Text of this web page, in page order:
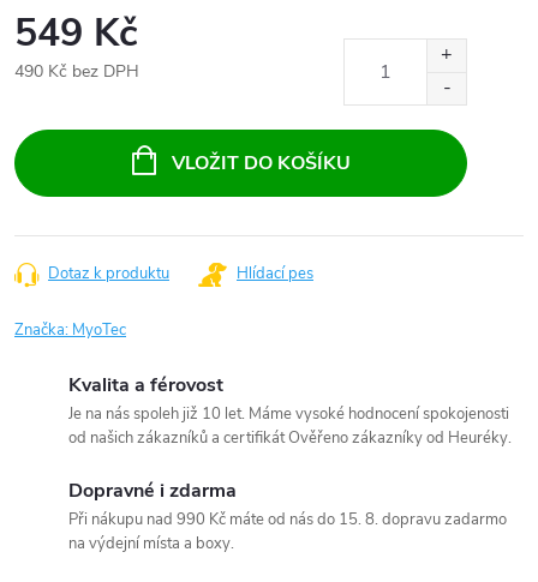
549 Kč
490 Kč bez DPH
cena:
VLOŽIT DO KOŠÍKU
Dotaz k produktu Hlídací pes
Značka: MyoTec
Kvalita a férovost
Je na nás spoleh již 10 let. Máme vysoké hodnocení spokojenosti
od našich zákazníků a certifikát Ověřeno zákazníky od Heuréky.
Dopravné i zdarma
Při nákupu nad 990 Kč máte od nás do 15. 8. dopravu zadarmo
na výdejní místa a boxy.